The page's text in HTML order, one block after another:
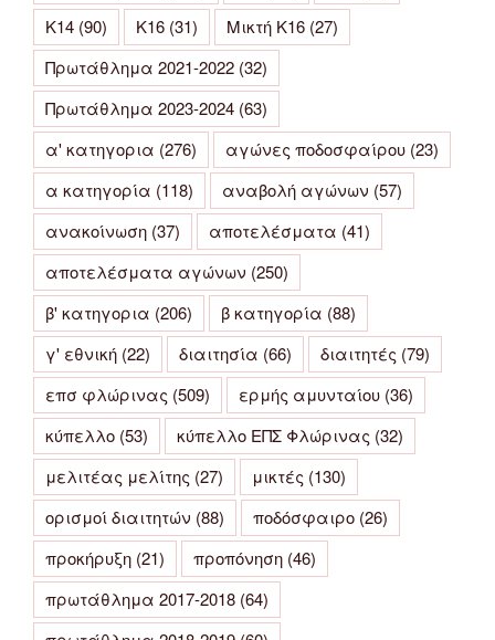
Κ14 (90) Κ16 (31) Μικτή Κ16 (27)
Πρωτάθλημα 2021-2022 (32)
Πρωτάθλημα 2023-2024 (63)
α' κατηγορια (276) αγώνες ποδοσφαίρου (23)
α κατηγορία (118) αναβολή αγώνων (57)
ανακοίνωση (37) αποτελέσματα (41)
αποτελέσματα αγώνων (250)
β' κατηγορια (206) β κατηγορία (88)
γ' εθνική (22) διαιτησία (66) διαιτητές (79)
επσ φλώρινας (509) ερμής αμυνταίου (36)
κύπελλο (53) κύπελλο ΕΠΣ Φλώρινας (32)
μελιτέας μελίτης (27) μικτές (130)
ορισμοί διαιτητών (88) ποδόσφαιρο (26)
προκήρυξη (21) προπόνηση (46)
πρωτάθλημα 2017-2018 (64)